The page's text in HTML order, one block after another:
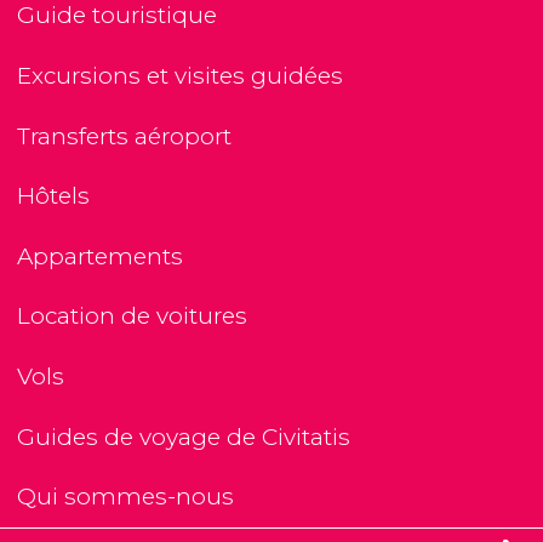
Guide touristique
Excursions et visites guidées
Transferts aéroport
Hôtels
Appartements
Location de voitures
Vols
Guides de voyage de Civitatis
Qui sommes-nous